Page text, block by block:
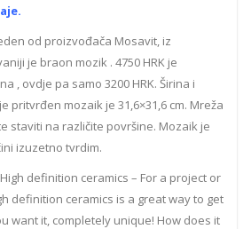
od proizvođača Mosavit, iz
je braon mozik . 4750 HRK je
, ovdje pa samo 3200 HRK. Širina i
pritvrđen mozaik je 31,6×31,6 cm. Mreža
staviti na različite površine. Mozaik je
izuzetno tvrdim.
definition ceramics – For a project or
definition ceramics is a great way to get
want it, completely unique! How does it